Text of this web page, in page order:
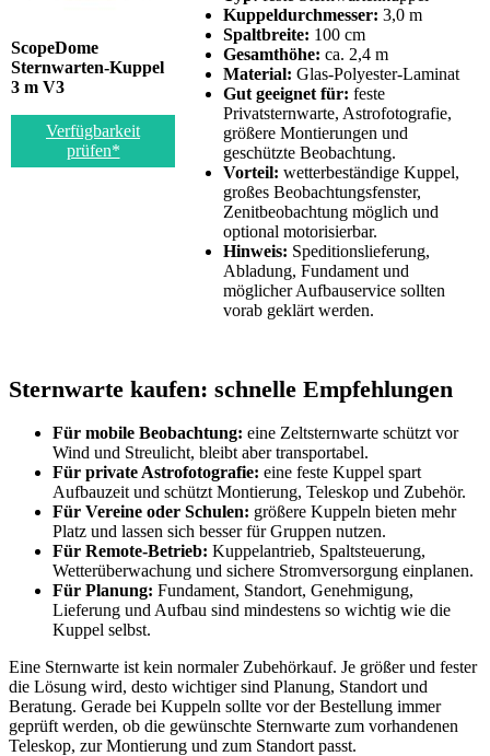
ScopeDome
Sternwarten-Kuppel
3 m V3
Verfügbarkeit
prüfen*
Kuppeldurchmesser: 3,0 m
Spaltbreite: 100 cm
Gesamthöhe: ca. 2,4 m
Material: Glas-Polyester-Laminat
Gut geeignet für: feste
Privatsternwarte, Astrofotografie,
größere Montierungen und
geschützte Beobachtung.
Vorteil: wetterbeständige Kuppel,
großes Beobachtungsfenster,
Zenitbeobachtung möglich und
optional motorisierbar.
Hinweis: Speditionslieferung,
Abladung, Fundament und
möglicher Aufbauservice sollten
vorab geklärt werden.
Sternwarte kaufen: schnelle Empfehlungen
Für mobile Beobachtung: eine Zeltsternwarte schützt vor
Wind und Streulicht, bleibt aber transportabel.
Für private Astrofotografie: eine feste Kuppel spart
Aufbauzeit und schützt Montierung, Teleskop und Zubehör.
Für Vereine oder Schulen: größere Kuppeln bieten mehr
Platz und lassen sich besser für Gruppen nutzen.
Für Remote-Betrieb: Kuppelantrieb, Spaltsteuerung,
Wetterüberwachung und sichere Stromversorgung einplanen.
Für Planung: Fundament, Standort, Genehmigung,
Lieferung und Aufbau sind mindestens so wichtig wie die
Kuppel selbst.
Eine Sternwarte ist kein normaler Zubehörkauf. Je größer und fester
die Lösung wird, desto wichtiger sind Planung, Standort und
Beratung. Gerade bei Kuppeln sollte vor der Bestellung immer
geprüft werden, ob die gewünschte Sternwarte zum vorhandenen
Teleskop, zur Montierung und zum Standort passt.